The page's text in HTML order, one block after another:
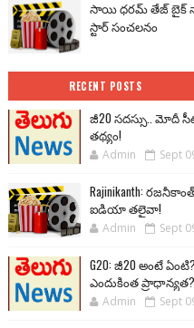
సాయి ధరమ్ తేజ్ బైక్
స్టార్ సంచలనం
RECENT POSTS
జీ20 సదస్సు.. మోదీ
తథ్యం!
Admin Sept
Rajinikanth:
ఐడియా తలైవా!
Admin Sept
G20: జీ20 అంటే
ఎందుకింత ప్రాధాన్యత?
Admin Sept